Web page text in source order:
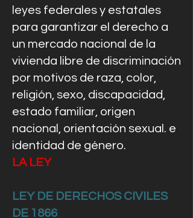
leyes federales y estatales
para garantizar el derecho a
un mercado nacional de la
vivienda libre de discriminación
por motivos de raza, color,
religión, sexo, discapacidad,
estado familiar, origen
nacional, orientación sexual. e
identidad de género.
LA LEY
LEY DE DERECHOS CIVILES
DE 1866